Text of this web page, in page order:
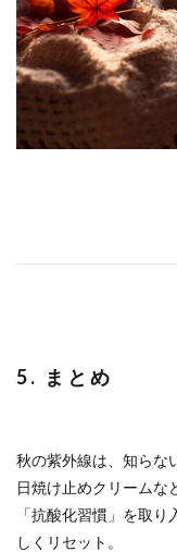
5. まとめ
秋の紫外線は、知らな
日焼け止めクリームな
「抗酸化習慣」を取
しくリセット。